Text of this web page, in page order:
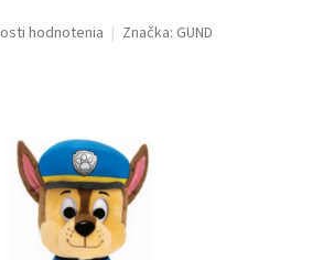
hodnotenia Značka: GUND